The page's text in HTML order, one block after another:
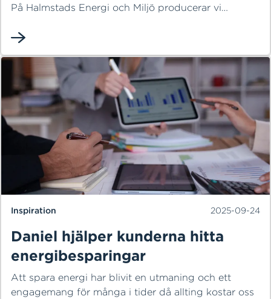
På Halmstads Energi och Miljö producerar vi
Kristinehed. Ända sedan 1970-talet har vi värmt, och
Halmstad.
Inspiration 2025-09-24
Daniel hjälper kunderna hitta
energibesparingar
Att spara energi har blivit en utmaning och ett
engagemang för många i tider då allting kostar oss